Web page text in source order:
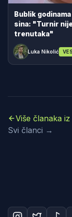
Bublik
sina: "Turnir
trenutaka"
Luka Nikolić
Više članaka
Svi članci →